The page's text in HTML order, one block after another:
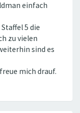
einfach
5 die
zu vielen
sind es
mich drauf.